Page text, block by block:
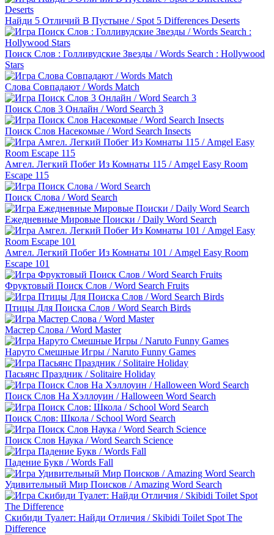
Найди 5 Отличий В Пустыне / Spot 5 Differences Deserts
Поиск Слов : Голливудские Звезды / Words Search : Hollywood
Stars
Слова Совпадают / Words Match
Поиск Слов 3 Онлайн / Word Search 3
Поиск Слов Насекомые / Word Search Insects
Амгел. Легкий Побег Из Комнаты 115 / Amgel Easy Room
Escape 115
Поиск Слова / Word Search
Ежедневные Мировые Поиски / Daily Word Search
Амгел. Легкий Побег Из Комнаты 101 / Amgel Easy Room
Escape 101
Фруктовый Поиск Слов / Word Search Fruits
Птицы Для Поиска Слов / Word Search Birds
Мастер Слова / Word Master
Наруто Смешные Игры / Naruto Funny Games
Пасьянс Праздник / Solitaire Holiday
Поиск Слов На Хэллоуин / Halloween Word Search
Поиск Слов: Школа / School Word Search
Поиск Слов Наука / Word Search Science
Падение Букв / Words Fall
Удивительный Мир Поисков / Amazing Word Search
Скибиди Туалет: Найди Отличия / Skibidi Toilet Spot The
Difference